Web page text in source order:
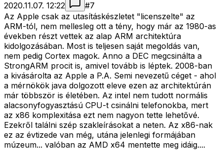
2020.11.07. 12:22
#7
Az Apple csak az utasításkészletet "licenszelte" az
ARM-tól, nem mellesleg ott a tény, hogy már az 1980-as
években részt vettek az alap ARM architektúra
kidolgozásában. Most is teljesen saját megoldás van,
nem pedig Cortex magok. Anno a DEC megcsinálta a
StrongARM procit is, amivel tovább is léptek. 2008-ban
a kivásárolta az Apple a P.A. Semi nevezetű céget - ahol
a mérnökök java dolgozott eleve ezen az architektúrán
már többször is életében. Az intel nem tudott normális
alacsonyfogyasztású CPU-t csinálni telefonokba, mert
az x86 komplexitása ezt nem nagyon tette lehetővé.
Ezekről találni szép szakleírásokat a neten. Az x86-nak
ez az évtizede van még, utána jelenlegi formájában
múzeum... valóban az AMD x64 mentette meg idáig....